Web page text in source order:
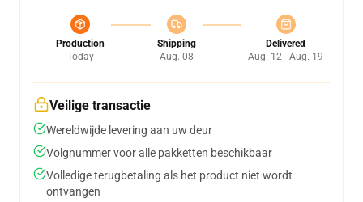
Production
Today
Shipping
Aug. 08
Delivered
Aug. 12 - Aug. 19
Veilige transactie
Wereldwijde levering aan uw deur
Volgnummer voor alle pakketten beschikbaar
Volledige terugbetaling als het product niet wordt
ontvangen